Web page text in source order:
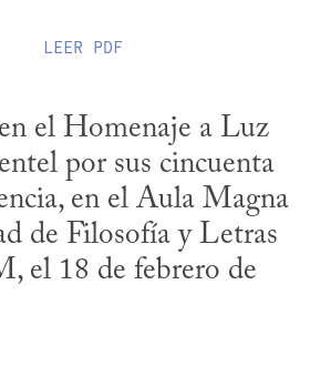
LEER PDF
el Homenaje a Luz
por sus cincuenta
en el Aula Magna
de Filosofía y Letras
el 18 de febrero de